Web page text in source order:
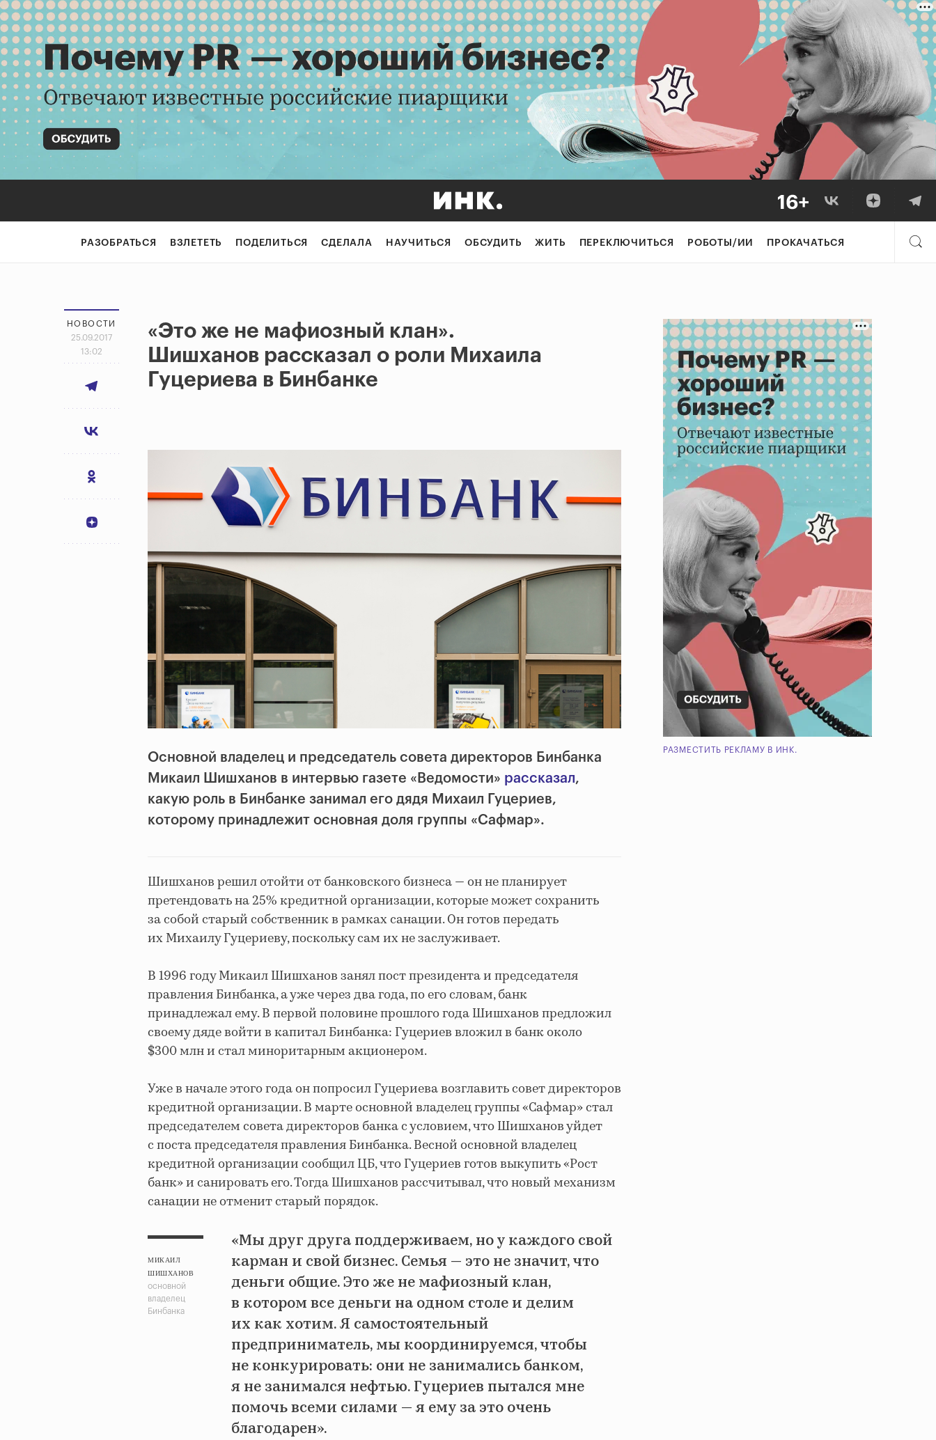
РАЗОБРАТЬСЯ ВЗЛЕТЕТЬ ПОДЕЛИТЬСЯ СДЕЛАЛА НАУЧИТЬСЯ ОБСУДИТЬ ЖИТЬ ПЕРЕКЛЮЧИТЬСЯ РОБОТЫ/ИИ ПРОКАЧАТЬСЯ
НОВОСТИ
25.09.2017
13:02
«Это же не мафиозный клан».
Шишханов рассказал о роли Михаила
Гуцериева в Бинбанке
Основной владелец и председатель совета директоров Бинбанка
Микаил Шишханов в интервью газете «Ведомости» рассказал,
какую роль в Бинбанке занимал его дядя Михаил Гуцериев,
которому принадлежит основная доля группы «Сафмар».
Шишханов решил отойти от банковского бизнеса — он не планирует
претендовать на 25% кредитной организации, которые может сохранить
за собой старый собственник в рамках санации. Он готов передать
их Михаилу Гуцериеву, поскольку сам их не заслуживает.
В 1996 году Микаил Шишханов занял пост президента и председателя
правления Бинбанка, а уже через два года, по его словам, банк
принадлежал ему. В первой половине прошлого года Шишханов предложил
своему дяде войти в капитал Бинбанка: Гуцериев вложил в банк около
$300 млн и стал миноритарным акционером.
Уже в начале этого года он попросил Гуцериева возглавить совет директоров
кредитной организации. В марте основной владелец группы «Сафмар» стал
председателем совета директоров банка с условием, что Шишханов уйдет
с поста председателя правления Бинбанка. Весной основной владелец
кредитной организации сообщил ЦБ, что Гуцериев готов выкупить «Рост
банк» и санировать его. Тогда Шишханов рассчитывал, что новый механизм
санации не отменит старый порядок.
МИКАИЛ
ШИШХАНОВ
основной
владелец
Бинбанка
«Мы друг друга поддерживаем, но у каждого свой
карман и свой бизнес. Семья — это не значит, что
деньги общие. Это же не мафиозный клан,
в котором все деньги на одном столе и делим
их как хотим. Я самостоятельный
предприниматель, мы координируемся, чтобы
не конкурировать: они не занимались банком,
я не занимался нефтью. Гуцериев пытался мне
помочь всеми силами — я ему за это очень
благодарен».
РАЗМЕСТИТЬ РЕКЛАМУ В ИНК.